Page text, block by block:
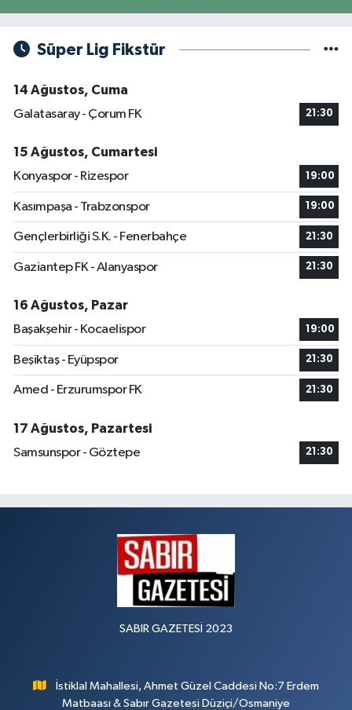
Süper Lig Fikstür
14 Ağustos, Cuma
Galatasaray - Çorum FK
21:30
15 Ağustos, Cumartesi
Konyaspor - Rizespor
19:00
Kasımpaşa - Trabzonspor 19:00
Gençlerbirliği S.K. - Fenerbahçe 21:30
Gaziantep FK - Alanyaspor 21:30
16 Ağustos, Pazar
Başakşehir - Kocaelispor
19:00
Beşiktaş - Eyüpspor 21:30
Amed - Erzurumspor FK 21:30
17 Ağustos, Pazartesi
Samsunspor - Göztepe
21:30
SABIR GAZETESİ 2023
İstiklal Mahallesi, Ahmet Güzel Caddesi No:7 Erdem
Matbaası & Sabır Gazetesi Düziçi/Osmaniye